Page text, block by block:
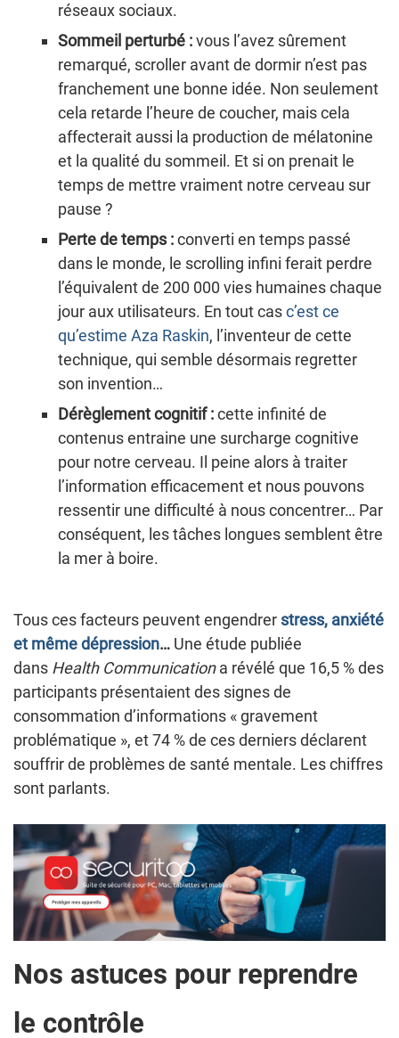
réseaux sociaux.
Sommeil perturbé :vous l’avez sûrement
remarqué, scroller avant de dormir n’est pas
franchement une bonne idée. Non seulement
cela retarde l’heure de coucher, mais cela
affecterait aussi la production de mélatonine
et la qualité du sommeil. Et si on prenait le
temps de mettre vraiment notre cerveau sur
pause ?
Perte de temps :converti en temps passé
dans le monde, le scrolling infini ferait perdre
l’équivalent de 200 000 vies humaines chaque
jour aux utilisateurs. En tout casc’est ce
qu’estime Aza Raskin, l’inventeur de cette
technique, qui semble désormais regretter
son invention…
Dérèglement cognitif :cette infinité de
contenus entraine une surcharge cognitive
pour notre cerveau. Il peine alors à traiter
l’information efficacement et nous pouvons
ressentir une difficulté à nous concentrer… Par
conséquent, les tâches longues semblent être
la mer à boire.
Tous ces facteurs peuvent engendrer stress, anxiété
et même dépression… Une étude publiée
dans Health Communicationa révélé que 16,5 % des
participants présentaient des signes de
consommation d’informations « gravement
problématique », et 74 % de ces derniers déclarent
souffrir de problèmes de santé mentale. Les chiffres
sont parlants.
Nos astuces pour reprendre
le contrôle